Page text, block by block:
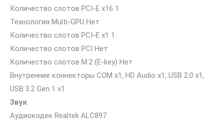
Количество слотов PCI-E x16 1
Технология Multi-GPU Нет
Количество слотов PCI-E x1 1
Количество слотов PCI Нет
Количество слотов М.2 (E-key) Нет
Внутренние коннекторы COM x1, HD Audio x1, USB 2.0 x1,
USB 3.2 Gen 1 x1
Звук
Аудиокодек Realtek ALC897